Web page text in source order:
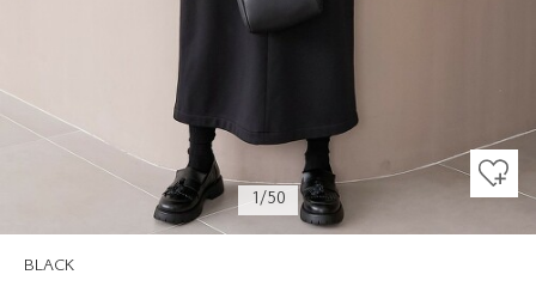
BLACK
1/50